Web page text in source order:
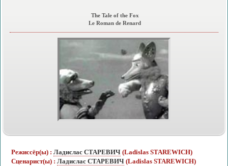
The Tale of the Fox
Le Roman de Renard
Режиссёр(ы) : Ладислас СТАРЕВИЧ (Ladislas STAREWICH)
Сценарист(ы) : Ладислас СТАРЕВИЧ (Ladislas STAREWICH)